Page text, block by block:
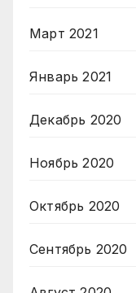
Март 2021
Январь 2021
Декабрь 2020
Ноябрь 2020
Октябрь 2020
Сентябрь 2020